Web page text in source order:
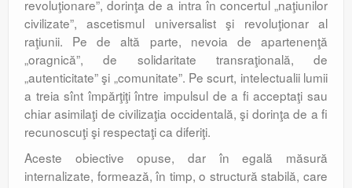
revoluţionare”, dorinţa de a intra în concertul „naţiunilor
civilizate”, ascetismul universalist şi revoluţionar al
raţiunii. Pe de altă parte, nevoia de apartenenţă
„oragnică”, de solidaritate transraţională, de
„autenticitate” şi „comunitate”. Pe scurt, intelectualii lumii
a treia sînt împărţiţi între impulsul de a fi acceptaţi sau
chiar asimilaţi de civilizaţia occidentală, şi dorinţa de a fi
recunoscuţi şi respectaţi ca diferiţi.
Aceste obiective opuse, dar în egală măsură
internalizate, formează, în timp, o structură stabilă, care